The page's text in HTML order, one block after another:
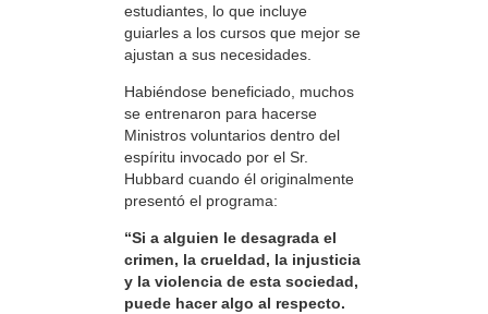
estudiantes, lo que incluye
guiarles a los cursos que mejor se
ajustan a sus necesidades.
Habiéndose beneficiado, muchos
se entrenaron para hacerse
Ministros voluntarios dentro del
espíritu invocado por el Sr.
Hubbard cuando él originalmente
presentó el programa:
“Si a alguien le desagrada el
crimen, la crueldad, la injusticia
y la violencia de esta sociedad,
puede hacer algo al respecto.